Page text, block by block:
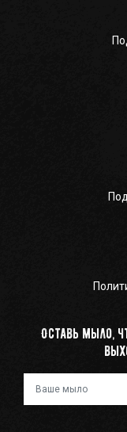
Оставь мыло,